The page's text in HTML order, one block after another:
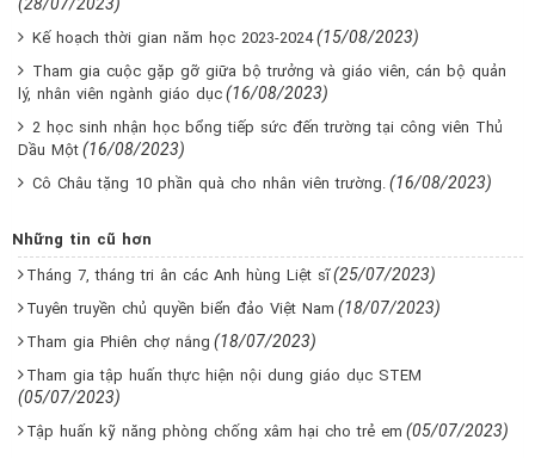
Kế hoạch thời gian năm học 2023-2024 (15/08/2023)
Tham gia cuộc gặp gỡ giữa bộ trưởng và giáo viên, cán bộ quản
lý, nhân viên ngành giáo dục (16/08/2023)
2 học sinh nhận học bổng tiếp sức đến trường tại công viên Thủ
Dầu Một (16/08/2023)
Cô Châu tặng 10 phần quà cho nhân viên trường. (16/08/2023)
Những tin cũ hơn
Tháng 7, tháng tri ân các Anh hùng Liệt sĩ (25/07/2023)
Tuyên truyền chủ quyền biển đảo Việt Nam (18/07/2023)
Tham gia Phiên chợ nắng (18/07/2023)
Tham gia tập huấn thực hiện nội dung giáo dục STEM
(05/07/2023)
Tập huấn kỹ năng phòng chống xâm hại cho trẻ em (05/07/2023)